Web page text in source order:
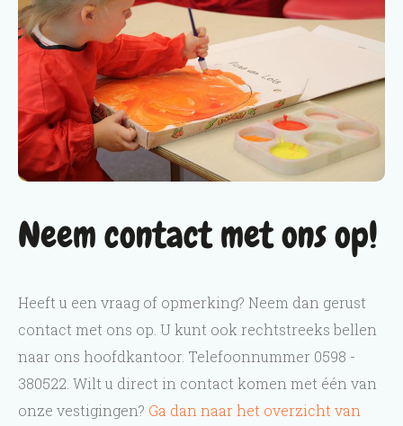
Neem contact met ons op!
Heeft u een vraag of opmerking? Neem dan gerust
contact met ons op. U kunt ook rechtstreeks bellen
naar ons hoofdkantoor. Telefoonnummer 0598 -
380522. Wilt u direct in contact komen met één van
onze vestigingen? Ga dan naar het overzicht van